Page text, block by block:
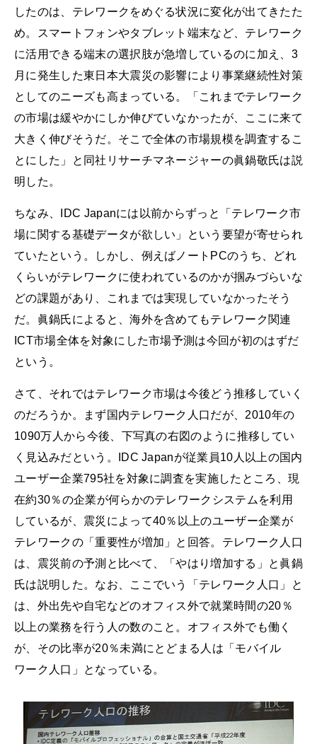
したのは、テレワークをめぐる状況に変化が出てきたた
め。スマートフォンやタブレット端末など、テレワーク
に活用できる端末の選択肢が急増しているのに加え、3
月に発生した東日本大震災の影響により事業継続性対策
としてのニーズも高まっている。「これまでテレワーク
の市場は緩やかにしか伸びていなかったが、ここに来て
大きく伸びそうだ。そこで全体の市場規模を調査するこ
とにした」と同社リサーチマネージャーの眞鍋敬氏は説
明した。
ちなみ、IDC Japanには以前からずっと「テレワーク市
場に関する基礎データが欲しい」という要望が寄せられ
ていたという。しかし、例えばノートPCのうち、どれ
くらいがテレワークに使われているのかが掴みづらいな
どの課題があり、これまでは実現していなかったそう
だ。眞鍋氏によると、海外を含めてもテレワーク関連
ICT市場全体を対象にした市場予測は今回が初のはずだ
という。
さて、それではテレワーク市場は今後どう推移していく
のだろうか。まず国内テレワーク人口だが、2010年の
1090万人から今後、下写真の右図のように推移してい
く見込みだという。IDC Japanが従業員10人以上の国内
ユーザー企業795社を対象に調査を実施したところ、現
在約30％の企業が何らかのテレワークシステムを利用
しているが、震災によって40％以上のユーザー企業が
テレワークの「重要性が増加」と回答。テレワーク人口
は、震災前の予測と比べて、「やはり増加する」と眞鍋
氏は説明した。なお、ここでいう「テレワーク人口」と
は、外出先や自宅などのオフィス外で就業時間の20％
以上の業務を行う人の数のこと。オフィス外でも働く
が、その比率が20％未満にとどまる人は「モバイル
ワーク人口」となっている。